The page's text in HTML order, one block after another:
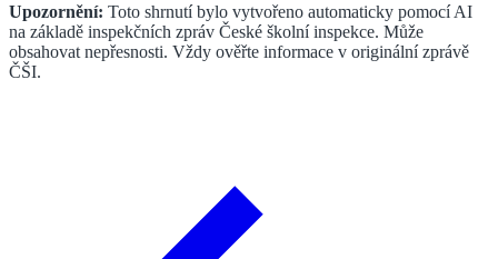
Upozornění: Toto shrnutí bylo vytvořeno automaticky pomocí AI
na základě inspekčních zpráv České školní inspekce. Může
obsahovat nepřesnosti. Vždy ověřte informace v originální zprávě
ČŠI.